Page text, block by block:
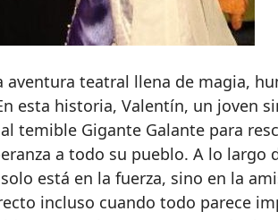
aventura teatral llena de magia,
esta historia, Valentín, un joven
temible Gigante Galante para
a todo su pueblo. A lo largo
está en la fuerza, sino en la
incluso cuando todo parece